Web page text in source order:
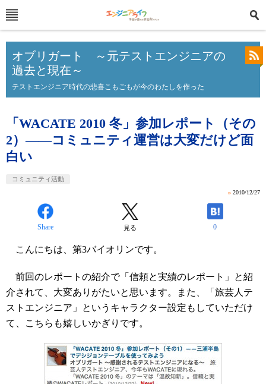
オブリガート ～元テストエンジニアの
過去と現在～
テストエンジニア時代の悲喜こもごもが今のわたしを作った
「WACATE 2010 冬」参加レポート（その
2）――コミュニティ運営は大変だけど面
白い
コミュニティ活動
» 2010/12/27
Share 見る 0
こんにちは、第3バイオリンです。
前回のレポートの紹介で「信頼と実績のレポート」と紹
介されて、大変ありがたいと思います。また、「旅芸人テ
ストエンジニア」というキャラクター設定もしていただけ
て、こちらも嬉しいかぎりです。